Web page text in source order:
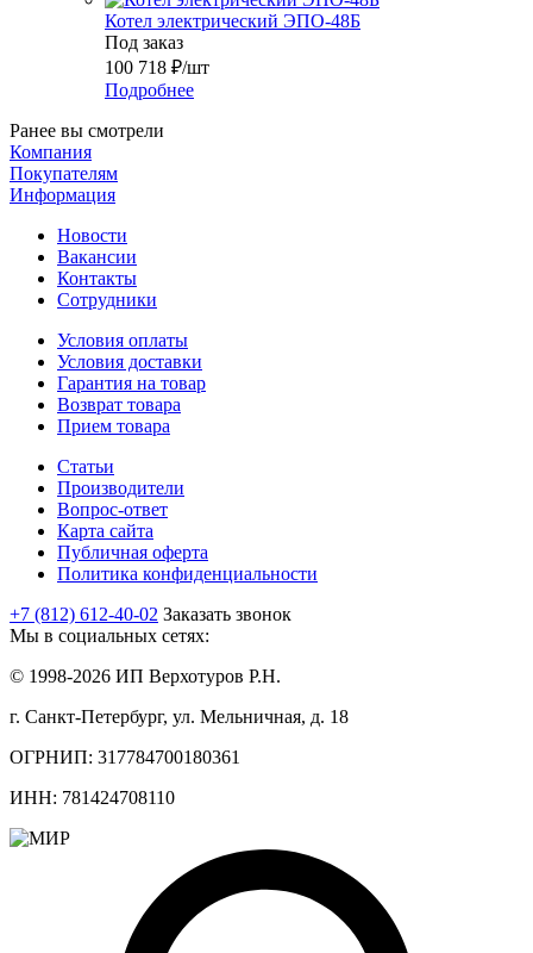
Котел электрический ЭПО-48Б
Под заказ
100 718 ₽/шт
Подробнее
Ранее вы смотрели
Компания
Покупателям
Информация
Новости
Вакансии
Контакты
Сотрудники
Условия оплаты
Условия доставки
Гарантия на товар
Возврат товара
Прием товара
Статьи
Производители
Вопрос-ответ
Карта сайта
Публичная оферта
Политика конфиденциальности
+7 (812) 612-40-02 Заказать звонок
Мы в социальных сетях:
© 1998-2026 ИП Верхотуров Р.Н.
г. Санкт-Петербург, ул. Мельничная, д. 18
ОГРНИП: 317784700180361
ИНН: 781424708110